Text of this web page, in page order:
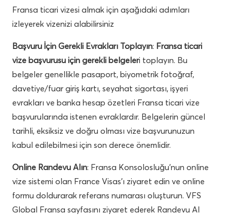
Fransa ticari vizesi almak için aşağıdaki adımları
izleyerek vizenizi alabilirsiniz
Başvuru İçin Gerekli Evrakları Toplayın: Fransa ticari
vize başvurusu için gerekli belgeleri toplayın. Bu
belgeler genellikle pasaport, biyometrik fotoğraf,
davetiye/fuar giriş kartı, seyahat sigortası, işyeri
evrakları ve banka hesap özetleri Fransa ticari vize
başvurularında istenen evraklardır. Belgelerin güncel
tarihli, eksiksiz ve doğru olması vize başvurunuzun
kabul edilebilmesi için son derece önemlidir.
Online Randevu Alın: Fransa Konsolosluğu’nun online
vize sistemi olan France Visas’ı ziyaret edin ve online
formu doldurarak referans numarası oluşturun. VFS
Global Fransa sayfasını ziyaret ederek Randevu Al